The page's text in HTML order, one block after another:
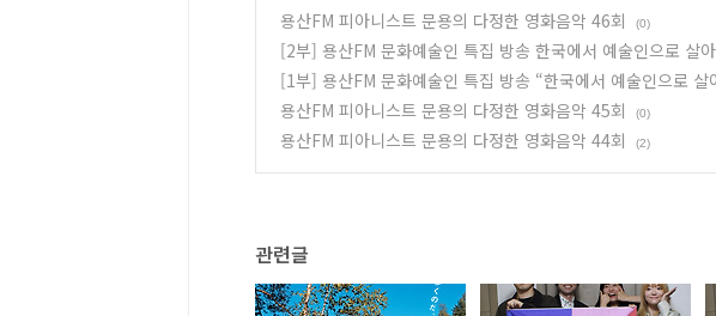
용산FM 피아니스트 문용의 다정한 영화음악 46회
(0)
[2부] 용산FM 문화예술인 특집 방송 한국에서 예술인으로 살
[1부] 용산FM 문화예술인 특집 방송 “한국에서 예술인으로
용산FM 피아니스트 문용의 다정한 영화음악 45회 (0)
용산FM 피아니스트 문용의 다정한 영화음악 44회 (2)
관련글